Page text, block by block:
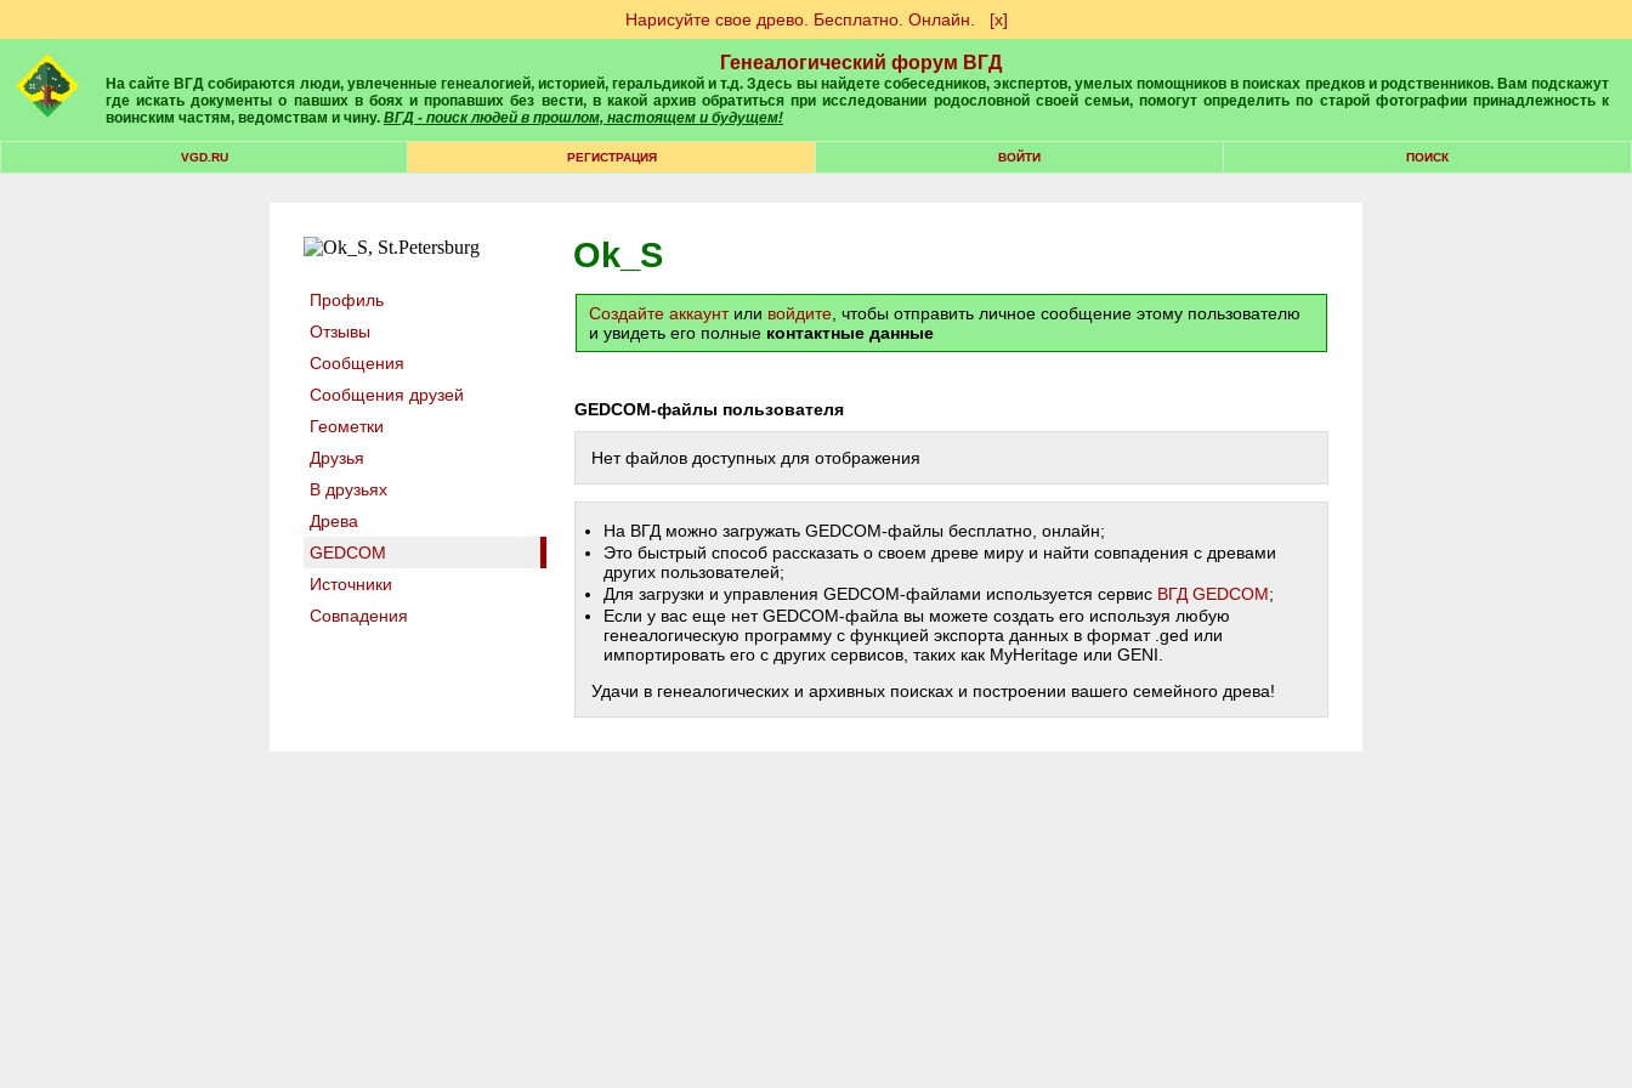
Нарисуйте свое древо. Бесплатно. Онлайн. [х]
Генеалогический форум ВГД
На сайте ВГД собираются люди, увлеченные генеалогией, историей, геральдикой и т.д. Здесь вы найдете собеседников, экспертов, умелых помощников в поисках предков и родственников. Вам подскажут
где искать документы о павших в боях и пропавших без вести, в какой архив обратиться при исследовании родословной своей семьи, помогут определить по старой фотографии принадлежность к
воинским частям, ведомствам и чину. ВГД - поиск людей в прошлом, настоящем и будущем!
VGD.RU РЕГИСТРАЦИЯ ВОЙТИ ПОИСК
Профиль
Отзывы
Сообщения
Сообщения друзей
Геометки
Друзья
В друзьях
Древа
GEDCOM
Источники
Совпадения
Ok_S
Создайте аккаунтили войдите , чтобы отправить личное сообщение этому пользователю
и увидеть его полные контактные данные
GEDCOM-файлы пользователя
Нет файлов доступных для отображения
На ВГД можно загружать GEDCOM-файлы бесплатно, онлайн;
Это быстрый способ рассказать о своем древе миру и найти совпадения с древами
других пользователей;
Для загрузки и управления GEDCOM-файлами используется сервис ВГД GEDCOM;
Если у вас еще нет GEDCOM-файла вы можете создать его используя любую
генеалогическую программу с функцией экспорта данных в формат .ged или
импортировать его с других сервисов, таких как MyHeritage или GENI.
Удачи в генеалогических и архивных поисках и построении вашего семейного древа!